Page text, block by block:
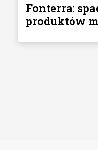
Fonterra:
produktów